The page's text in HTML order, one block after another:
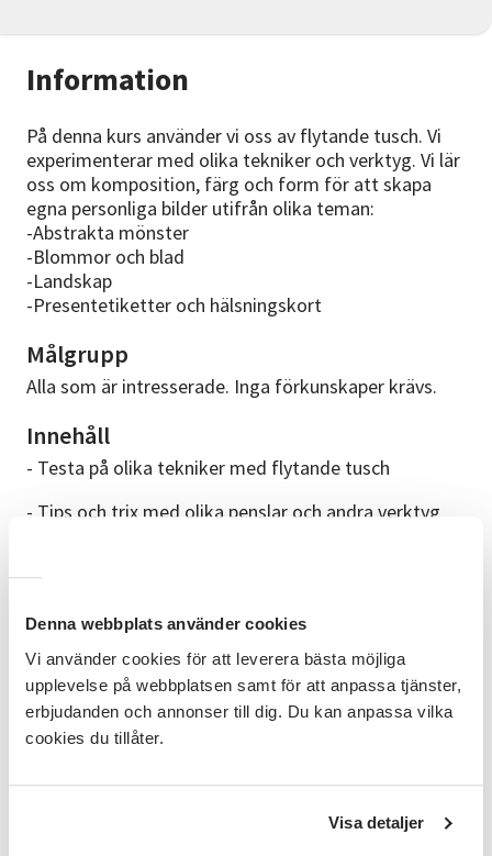
Denna webbplats använder cookies
Vi använder cookies för att leverera bästa möjliga
upplevelse på webbplatsen samt för att anpassa tjänster,
erbjudanden och annonser till dig. Du kan anpassa vilka
cookies du tillåter.
Visa detaljer
Information
På denna kurs använder vi oss av flytande tusch. Vi
experimenterar med olika tekniker och verktyg. Vi lär
oss om komposition, färg och form för att skapa
egna personliga bilder utifrån olika teman:
-Abstrakta mönster
-Blommor och blad
-Landskap
-Presentetiketter och hälsningskort
Målgrupp
Alla som är intresserade. Inga förkunskaper krävs.
Innehåll
- Testa på olika tekniker med flytande tusch
- Tips och trix med olika penslar och andra verktyg
fineliners
Studiematerial
Material som vi använder är: akvarellpapper, flytande
tusch, fineliners, olika penslar, pipetter, målarsvamp,
plastfolie, sugrör, gummiroller, salt. Allt material
finns att köpa av handledaren.